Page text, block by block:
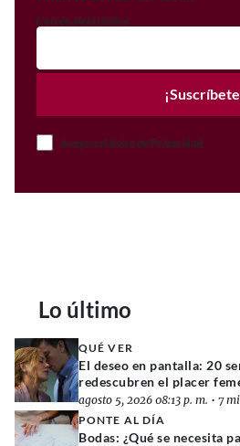
Correo electrónico
Acepto el Aviso de Privacidad
Lo último
QUÉ VER
El deseo en pantalla: 20
redescubren el placer
agosto 5, 2026 08:13 p. m. • 7
PONTE AL DÍA
Bodas: ¿Qué se necesita